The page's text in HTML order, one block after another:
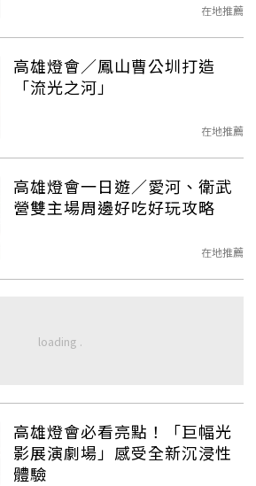
在地推薦
高雄燈會／鳳山曹公圳打造
「流光之河」
在地推薦
高雄燈會一日遊／愛河、衛武
營雙主場周邊好吃好玩攻略
在地推薦
高雄燈會必看亮點！「巨幅光
影展演劇場」感受全新沉浸性
體驗